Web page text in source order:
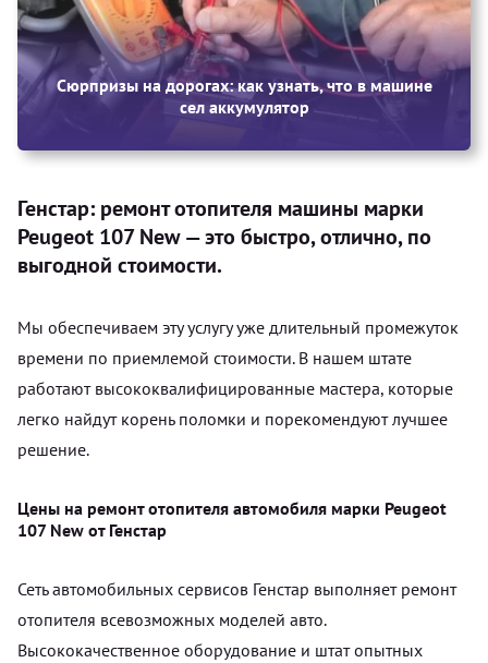
Сюрпризы на дорогах: как узнать, что в машине
сел аккумулятор
Генстар: ремонт отопителя машины марки
Peugeot 107 New — это быстро, отлично, по
выгодной стоимости.
Мы обеспечиваем эту услугу уже длительный промежуток
времени по приемлемой стоимости. В нашем штате
работают высококвалифицированные мастера, которые
легко найдут корень поломки и порекомендуют лучшее
решение.
Цены на ремонт отопителя автомобиля марки Peugeot
107 New от Генстар
Сеть автомобильных сервисов Генстар выполняет ремонт
отопителя всевозможных моделей авто.
Высококачественное оборудование и штат опытных